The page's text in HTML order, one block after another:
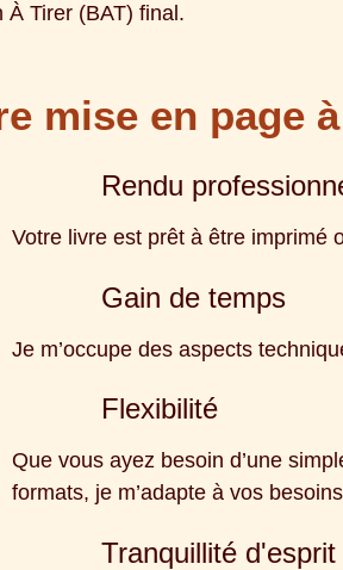
À Tirer (BAT) final.
mise en page
Rendu
Votre livre est prêt à être imprimé
Gain de temps
Je m’occupe des aspects
Flexibilité
Que vous ayez besoin d’une
formats, je m’adapte à vos
Tranquillité d'esprit